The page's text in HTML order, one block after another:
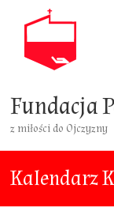
Fundacja
z miłości do Ojczyzny
Kalendarz